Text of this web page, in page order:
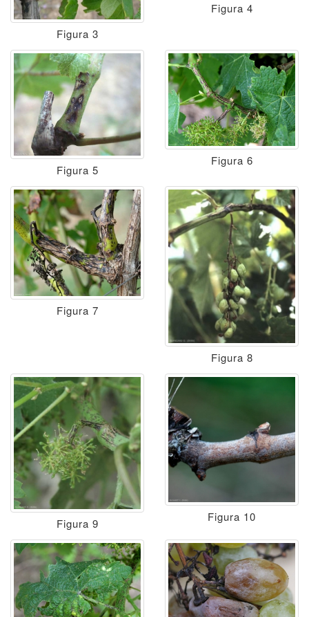
Figura 3
Figura 4
Figura 5
Figura 6
Figura 7
Figura 8
Figura 9 Figura 10